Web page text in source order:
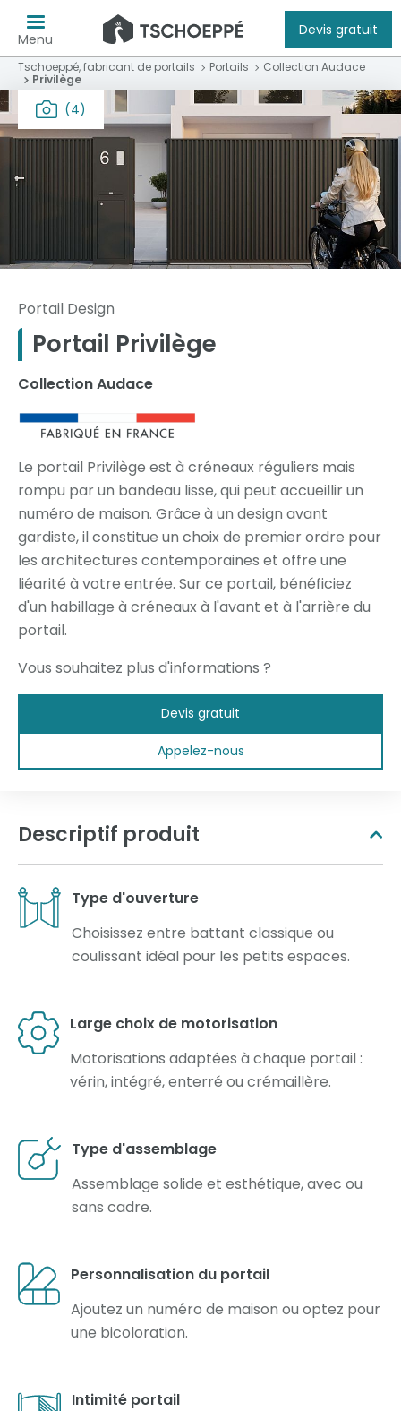
Menu
Devis gratuit
Tschoeppé, fabricant de portails Portails
Collection Audace
Privilège
(4)
Portail Design
Portail Privilège
Collection Audace
Le portail Privilège est à créneaux réguliers mais
rompu par un bandeau lisse, qui peut accueillir un
numéro de maison. Grâce à un design avant
gardiste, il constitue un choix de premier ordre pour
les architectures contemporaines et offre une
liéarité à votre entrée. Sur ce portail, bénéficiez
d'un habillage à créneaux à l'avant et à l'arrière du
portail.
Vous souhaitez plus d'informations ?
Devis gratuit
Appelez-nous
Descriptif produit
Type d'ouverture
Choisissez entre battant classique ou
coulissant idéal pour les petits espaces.
Large choix de motorisation
Motorisations adaptées à chaque portail :
vérin, intégré, enterré ou crémaillère.
Type d'assemblage
Assemblage solide et esthétique, avec ou
sans cadre.
Personnalisation du portail
Ajoutez un numéro de maison ou optez pour
une bicoloration.
Intimité portail